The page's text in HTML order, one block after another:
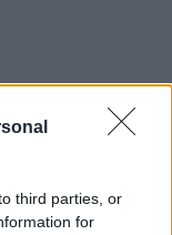
third parties, or
for